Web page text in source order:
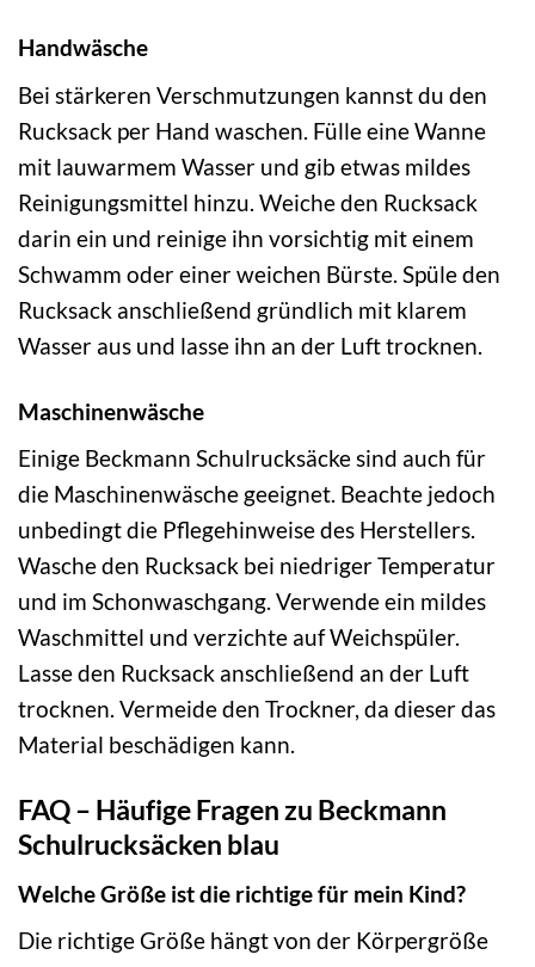
Handwäsche
Bei stärkeren Verschmutzungen kannst du den
Rucksack per Hand waschen. Fülle eine Wanne
mit lauwarmem Wasser und gib etwas mildes
Reinigungsmittel hinzu. Weiche den Rucksack
darin ein und reinige ihn vorsichtig mit einem
Schwamm oder einer weichen Bürste. Spüle den
Rucksack anschließend gründlich mit klarem
Wasser aus und lasse ihn an der Luft trocknen.
Maschinenwäsche
Einige Beckmann Schulrucksäcke sind auch für
die Maschinenwäsche geeignet. Beachte jedoch
unbedingt die Pflegehinweise des Herstellers.
Wasche den Rucksack bei niedriger Temperatur
und im Schonwaschgang. Verwende ein mildes
Waschmittel und verzichte auf Weichspüler.
Lasse den Rucksack anschließend an der Luft
trocknen. Vermeide den Trockner, da dieser das
Material beschädigen kann.
FAQ – Häufige Fragen zu Beckmann
Schulrucksäcken blau
Welche Größe ist die richtige für mein Kind?
Die richtige Größe hängt von der Körpergröße